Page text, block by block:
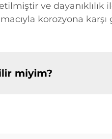
ve dayanıklılık
korozyona
miyim?